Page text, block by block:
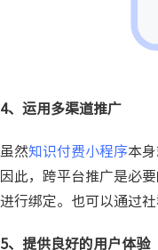
4、运用多渠道推广
虽然知识付费小程序本
因此，跨平台推广是必
进行绑定。也可以通过
5、提供良好的用户体验